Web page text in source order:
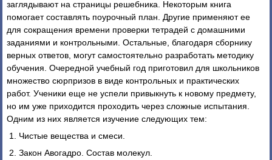
заглядывают на страницы решебника. Некоторым книга
помогает составлять поурочный план. Другие применяют ее
для сокращения времени проверки тетрадей с домашними
заданиями и контрольными. Остальные, благодаря сборнику
верных ответов, могут самостоятельно разработать методику
обучения. Очередной учебный год приготовил для школьников
множество сюрпризов в виде контрольных и практических
работ. Ученики еще не успели привыкнуть к новому предмету,
но им уже приходится проходить через сложные испытания.
Одним из них является изучение следующих тем:
Чистые вещества и смеси.
Закон Авогадро. Состав молекул.